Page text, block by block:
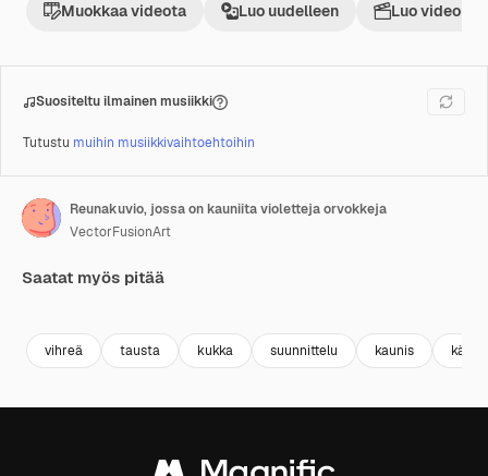
Muokkaa videota Luo uudelleen Luo
Suositeltu ilmainen musiikki
Tutustu muihin musiikkivaihtoehtoihin
Reunakuvio, jossa on kauniita violetteja orvokkeja
VectorFusionArt
Saatat myös pitää
vihreä tausta kukka suunnittelu kaunis